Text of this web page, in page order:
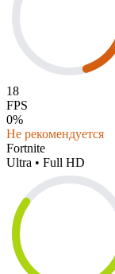
18
FPS
0%
Не рекомендуется
Fortnite
Ultra • Full HD